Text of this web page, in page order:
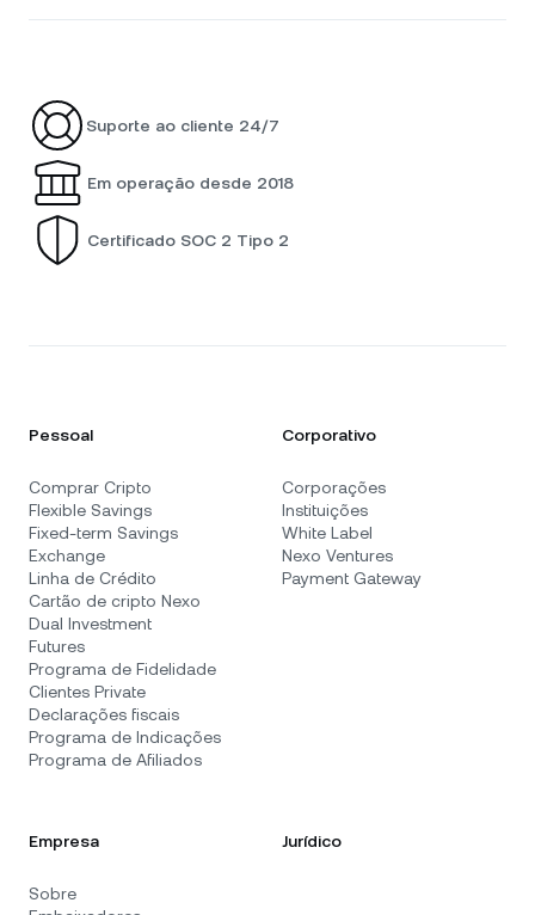
Suporte ao cliente 24/7
Em operação desde 2018
Certificado SOC 2 Tipo 2
Pessoal
Comprar Cripto
Flexible Savings
Fixed-term Savings
Exchange
Linha de Crédito
Cartão de cripto Nexo
Dual Investment
Futures
Programa de Fidelidade
Clientes Private
Declarações fiscais
Programa de Indicações
Programa de Afiliados
Corporativo
Corporações
Instituições
White Label
Nexo Ventures
Payment Gateway
Empresa
Sobre
Jurídico